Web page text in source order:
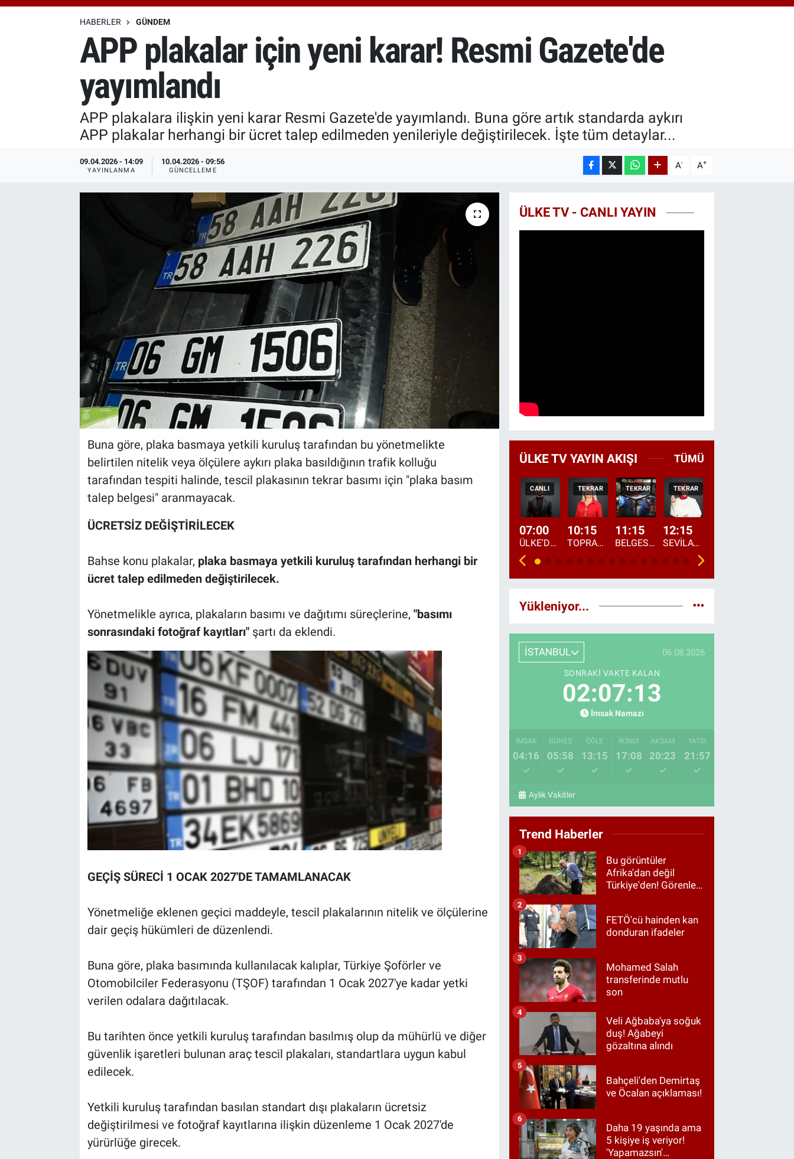
BITCOIN
64.927,78
%1.32
HABERLER GÜNDEM
APP plakalar için yeni karar! Resmi Gazete'de
yayımlandı
APP plakalara ilişkin yeni karar Resmi Gazete'de yayımlandı. Buna göre artık standarda aykırı
APP plakalar herhangi bir ücret talep edilmeden yenileriyle değiştirilecek. İşte tüm detaylar...
09.04.2026 - 14:09
YAYINLANMA
10.04.2026 - 09:56
GÜNCELLEME A- A+
Buna göre, plaka basmaya yetkili kuruluş tarafından bu yönetmelikte
belirtilen nitelik veya ölçülere aykırı plaka basıldığının trafik kolluğu
tarafından tespiti halinde, tescil plakasının tekrar basımı için "plaka basım
talep belgesi" aranmayacak.
ÜCRETSİZ DEĞİŞTİRİLECEK
Bahse konu plakalar, plaka basmaya yetkili kuruluş tarafından herhangi bir
ücret talep edilmeden değiştirilecek.
Yönetmelikle ayrıca, plakaların basımı ve dağıtımı süreçlerine, "basımı
sonrasındaki fotoğraf kayıtları"şartı da eklendi.
GEÇİŞ SÜRECİ 1 OCAK 2027'DE TAMAMLANACAK
Yönetmeliğe eklenen geçici maddeyle, tescil plakalarının nitelik ve ölçülerine
dair geçiş hükümleri de düzenlendi.
Buna göre, plaka basımında kullanılacak kalıplar, Türkiye Şoförler ve
Otomobilciler Federasyonu (TŞOF) tarafından 1 Ocak 2027'ye kadar yetki
verilen odalara dağıtılacak.
Bu tarihten önce yetkili kuruluş tarafından basılmış olup da mühürlü ve diğer
güvenlik işaretleri bulunan araç tescil plakaları, standartlara uygun kabul
edilecek.
Yetkili kuruluş tarafından basılan standart dışı plakaların ücretsiz
değiştirilmesi ve fotoğraf kayıtlarına ilişkin düzenleme 1 Ocak 2027'de
yürürlüğe girecek.
ÜLKE TV - CANLI YAYIN
ÜLKE TV YAYIN AKIŞI TÜMÜ
CANLI
07:00
ÜLKE'DE BU SABAH
TEKRAR
10:15
TOPRAKTAN SOFRAYA
TEKRAR
11:15
BELGESEL: "ÜLKE'NİN ALIN TERİ"
TEKRAR
12:15
SEVİLAY SUNGUR İLE ELİMİN BEREKETİ
Yükleniyor...
İSTANBUL 06.08.2026
SONRAKI VAKTE KALAN
02:07:12
İmsak Namazı
İMSAK
04:16
GÜNEŞ
05:58
ÖĞLE
13:15
İKINDI
17:08
AKŞAM
20:23
YATSI
21:57
Aylık Vakitler
Trend Haberler
Bu görüntüler
Afrika'dan değil
Türkiye'den! Görenler
1
FETÖ'cü hainden kan
donduran ifadeler
2
Mohamed Salah
transferinde mutlu
son
3
Veli Ağbaba'ya soğuk
duş! Ağabeyi
gözaltına alındı
4
Bahçeli'den Demirtaş
ve Öcalan açıklaması!
5
Daha 19 yaşında ama
5 kişiye iş veriyor!
'Yapamazsın'
6
Özel Haberler
Özel Haberler
Erişim Bilgileri
Haber Arşivi